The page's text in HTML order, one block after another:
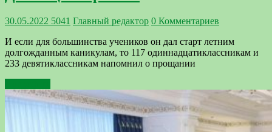
30.05.2022 5041 Главный редактор 0 Комментариев
И если для большинства учеников он дал старт летним
долгожданным каникулам, то 117 одиннадцатиклассникам и
233 девятиклассникам напомнил о прощании